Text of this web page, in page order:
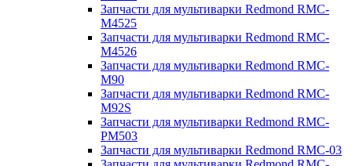
Запчасти для мультиварки Redmond RMC-
M4525
Запчасти для мультиварки Redmond RMC-
M4526
Запчасти для мультиварки Redmond RMC-
M90
Запчасти для мультиварки Redmond RMC-
M92S
Запчасти для мультиварки Redmond RMC-
PM503
Запчасти для мультиварки Redmond RMC-03